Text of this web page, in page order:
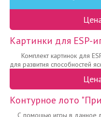
Картинки для ESP-
Комплект картинок для
для развития способностей
Контурное лото
С помощью игры в данное